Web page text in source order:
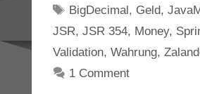
Tags
BigDecimal, Geld,
JSR, JSR 354, Money,
Validation, Wahrung,
1 Comment